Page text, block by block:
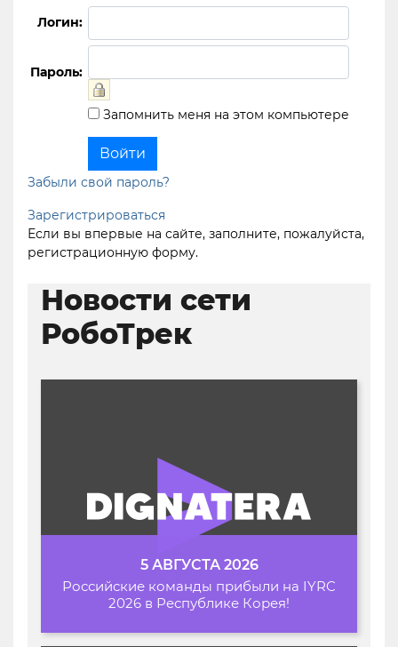
Логин:
Пароль:
Запомнить меня на этом компьютере
Забыли свой пароль?
Зарегистрироваться
Если вы впервые на сайте, заполните, пожалуйста,
регистрационную форму.
Новости сети
РобоТрек
5 АВГУСТА 2026
Российские команды прибыли на IYRC
2026 в Республике Корея!